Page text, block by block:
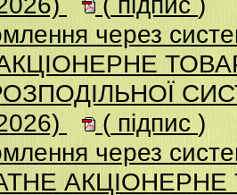
через
( підпис )
через